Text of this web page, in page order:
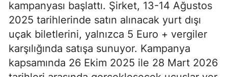
kampanyası başlattı. Şirket, 13-14 Ağustos
2025 tarihlerinde satın alınacak yurt dışı
uçak biletlerini, yalnızca 5 Euro + vergiler
karşılığında satışa sunuyor. Kampanya
kapsamında 26 Ekim 2025 ile 28 Mart 2026